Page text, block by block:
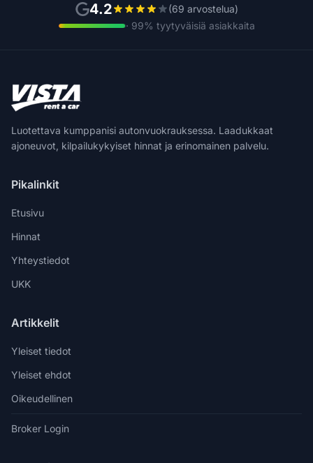
4.2
(69 arvostelua)
· 99% tyytyväisiä asiakkaita
Luotettava kumppanisi autonvuokrauksessa. Laadukkaat
ajoneuvot, kilpailukykyiset hinnat ja erinomainen palvelu.
Pikalinkit
Etusivu
Hinnat
Yhteystiedot
UKK
Artikkelit
Yleiset tiedot
Yleiset ehdot
Oikeudellinen
Broker Login